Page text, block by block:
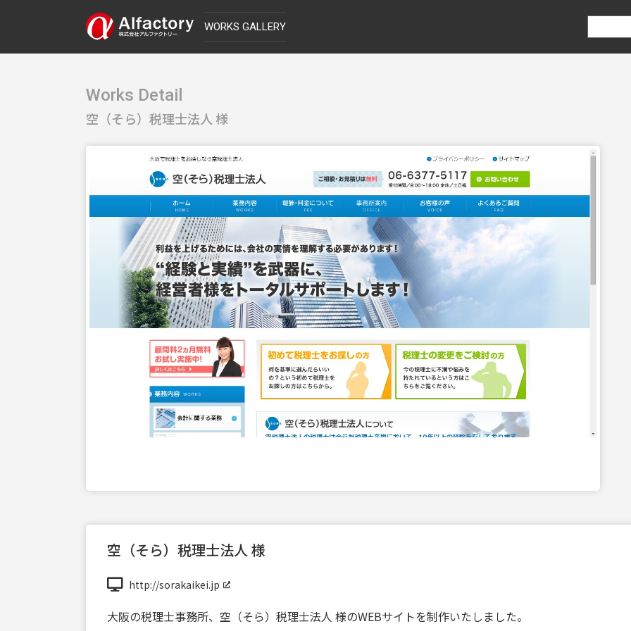
WORKS GALLERY
Works Detail
空（そら）税理士法人 様
空（そら）税理士法人 様
http://sorakaikei.jp
大阪の税理士事務所、空（そら）税理士法人 様のWEBサイトを制作いたしました。